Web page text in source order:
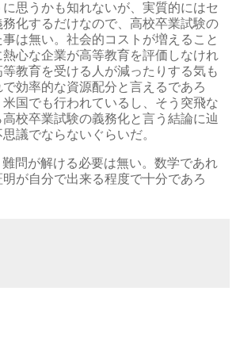
思うかも知れないが、実質的にはセ
化するだけなので、高校卒業試験の
は無い。社会的コストが増えること
心な企業が高等教育を評価しなけれ
教育を受ける人が減ったりする気も
効率的な資源配分と言えるであろ
国でも行われているし、そう突飛な
校卒業試験の義務化と言う結論に辿
議でならないぐらいだ。
問が解ける必要は無い。数学であれ
が自分で出来る程度で十分であろ